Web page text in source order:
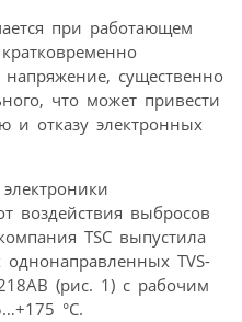
при работающем
существенно
что может привести
и отказу электронных
воздействия выбросов
TSC выпустила
TVS-
(рис. 1) с рабочим
°C.